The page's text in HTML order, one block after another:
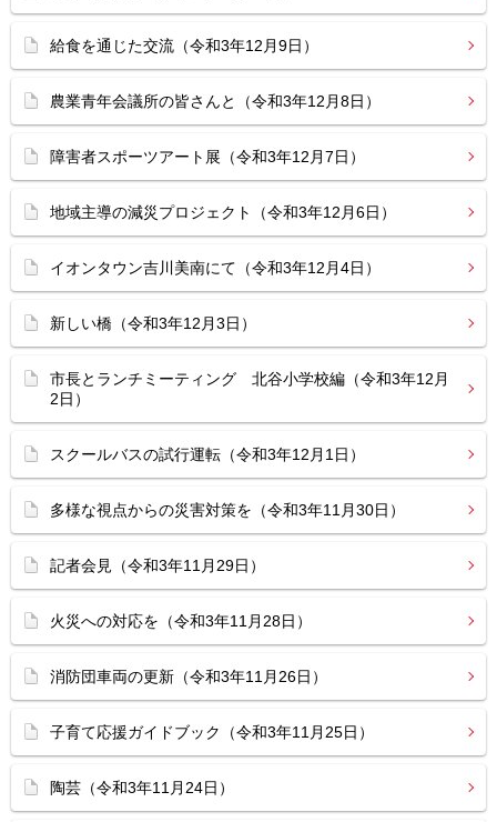
給食を通じた交流（令和3年12月9日）
農業青年会議所の皆さんと（令和3年12月8日）
障害者スポーツアート展（令和3年12月7日）
地域主導の減災プロジェクト（令和3年12月6日）
イオンタウン吉川美南にて（令和3年12月4日）
新しい橋（令和3年12月3日）
市長とランチミーティング 北谷小学校編（令和3年12月
2日）
スクールバスの試行運転（令和3年12月1日）
多様な視点からの災害対策を（令和3年11月30日）
記者会見（令和3年11月29日）
火災への対応を（令和3年11月28日）
消防団車両の更新（令和3年11月26日）
子育て応援ガイドブック（令和3年11月25日）
陶芸（令和3年11月24日）